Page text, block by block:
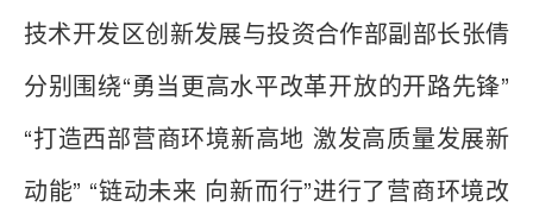
技术开发区创新发展与投资合作部副部长张倩
分别围绕“勇当更高水平改革开放的开路先锋”
“打造西部营商环境新高地 激发高质量发展新
动能” “链动未来 向新而行”进行了营商环境改